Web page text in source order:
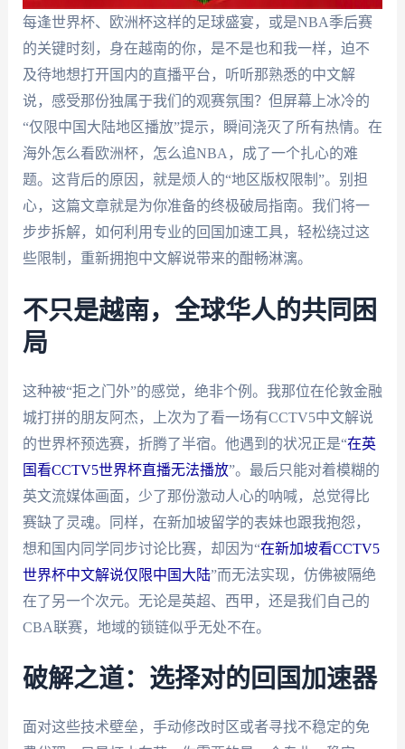
每逢世界杯、欧洲杯这样的足球盛宴，或是NBA季后赛
的关键时刻，身在越南的你，是不是也和我一样，迫不
及待地想打开国内的直播平台，听听那熟悉的中文解
说，感受那份独属于我们的观赛氛围？但屏幕上冰冷的
“仅限中国大陆地区播放”提示，瞬间浇灭了所有热情。在
海外怎么看欧洲杯，怎么追NBA，成了一个扎心的难
题。这背后的原因，就是烦人的“地区版权限制”。别担
心，这篇文章就是为你准备的终极破局指南。我们将一
步步拆解，如何利用专业的回国加速工具，轻松绕过这
些限制，重新拥抱中文解说带来的酣畅淋漓。
不只是越南，全球华人的共同困
局
这种被“拒之门外”的感觉，绝非个例。我那位在伦敦金融
城打拼的朋友阿杰，上次为了看一场有CCTV5中文解说
的世界杯预选赛，折腾了半宿。他遇到的状况正是“在英
国看CCTV5世界杯直播无法播放”。最后只能对着模糊的
英文流媒体画面，少了那份激动人心的呐喊，总觉得比
赛缺了灵魂。同样，在新加坡留学的表妹也跟我抱怨，
想和国内同学同步讨论比赛，却因为“在新加坡看CCTV5
世界杯中文解说仅限中国大陆”而无法实现，仿佛被隔绝
在了另一个次元。无论是英超、西甲，还是我们自己的
CBA联赛，地域的锁链似乎无处不在。
破解之道：选择对的回国加速器
面对这些技术壁垒，手动修改时区或者寻找不稳定的免